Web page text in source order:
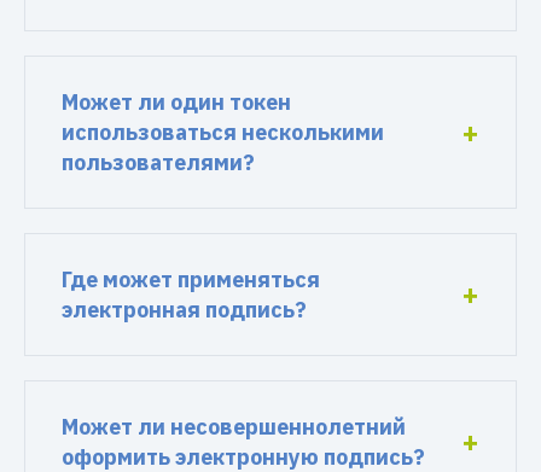
Может ли один токен
использоваться несколькими
пользователями?
Где может применяться
электронная подпись?
Может ли несовершеннолетний
оформить электронную подпись?